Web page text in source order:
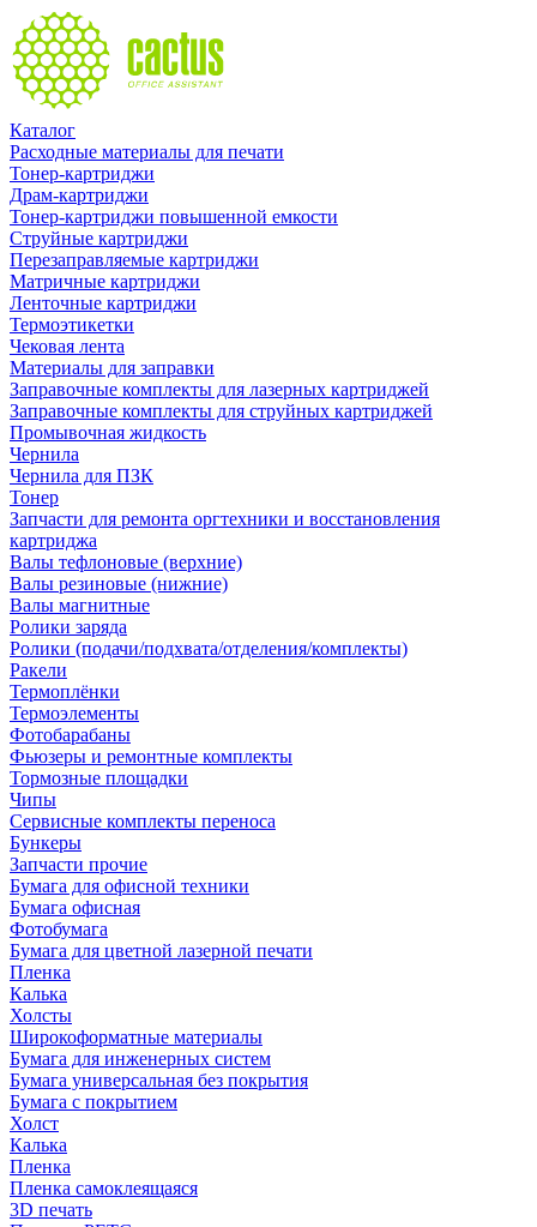
Каталог
Расходные материалы для печати
Тонер-картриджи
Драм-картриджи
Тонер-картриджи повышенной емкости
Струйные картриджи
Перезаправляемые картриджи
Матричные картриджи
Ленточные картриджи
Термоэтикетки
Чековая лента
Материалы для заправки
Заправочные комплекты для лазерных картриджей
Заправочные комплекты для струйных картриджей
Промывочная жидкость
Чернила
Чернила для ПЗК
Тонер
Запчасти для ремонта оргтехники и восстановления
картриджа
Валы тефлоновые (верхние)
Валы резиновые (нижние)
Валы магнитные
Ролики заряда
Ролики (подачи/подхвата/отделения/комплекты)
Ракели
Термоплёнки
Термоэлементы
Фотобарабаны
Фьюзеры и ремонтные комплекты
Тормозные площадки
Чипы
Сервисные комплекты переноса
Бункеры
Запчасти прочие
Бумага для офисной техники
Бумага офисная
Фотобумага
Бумага для цветной лазерной печати
Пленка
Калька
Холсты
Широкоформатные материалы
Бумага для инженерных систем
Бумага универсальная без покрытия
Бумага с покрытием
Холст
Калька
Пленка
Пленка самоклеящаяся
3D печать